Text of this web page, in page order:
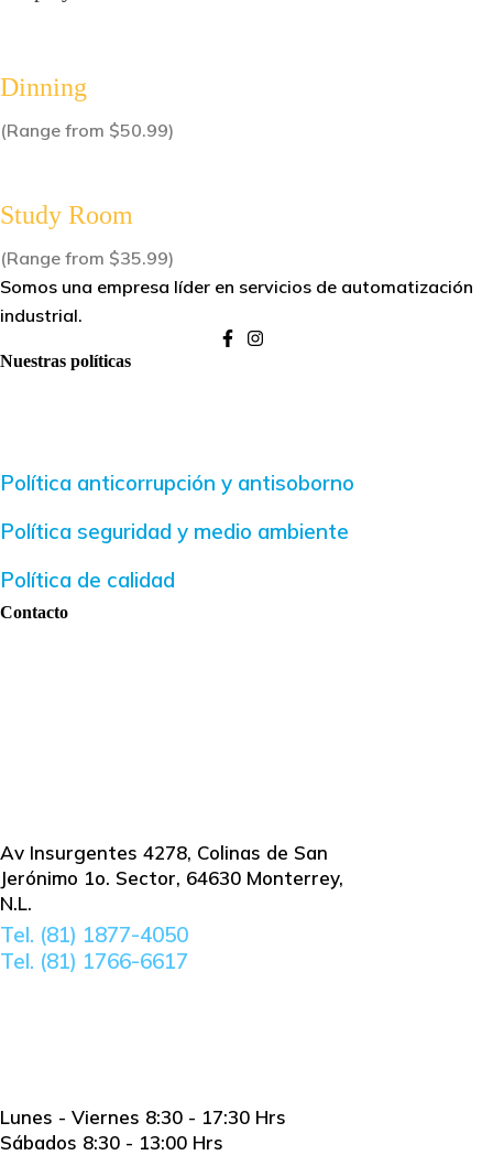
Dinning
(Range from $50.99)
Study Room
(Range from $35.99)
Somos una empresa líder en servicios de automatización
industrial.
Nuestras políticas
Política anticorrupción y antisoborno
Política seguridad y medio ambiente
Política de calidad
Contacto
Av Insurgentes 4278, Colinas de San
Jerónimo 1o. Sector, 64630 Monterrey,
N.L.
Tel. (81) 1877-4050
Tel. (81) 1766-6617
Lunes - Viernes 8:30 - 17:30 Hrs
Sábados 8:30 - 13:00 Hrs